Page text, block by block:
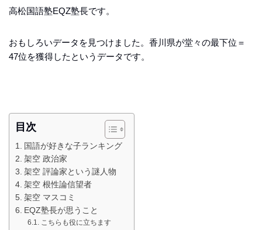
高松国語塾EQZ塾長です。
おもしろいデータを見つけました。香川県が堂々の最下位＝
47位を獲得したというデータです。
目次
国語が好きな子ランキング
架空 政治家
架空 評論家という謎人物
架空 根性論信望者
架空 マスコミ
EQZ塾長が思うこと
こちらも役に立ちます